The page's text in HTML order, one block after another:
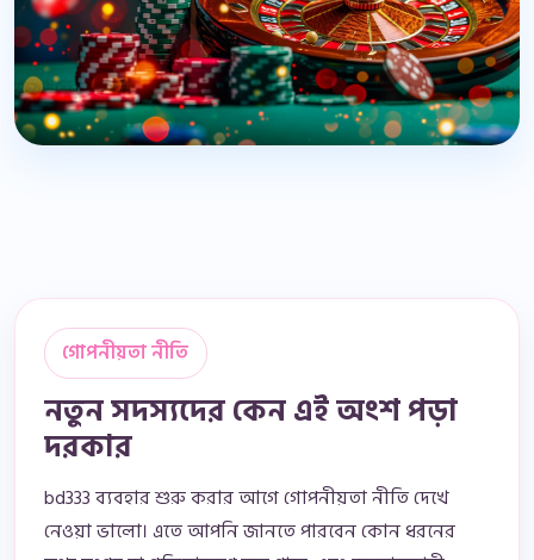
গোপনীয়তা নীতি
নতুন সদস্যদের কেন এই অংশ পড়া
দরকার
bd333 ব্যবহার শুরু করার আগে গোপনীয়তা নীতি দেখে
নেওয়া ভালো। এতে আপনি জানতে পারবেন কোন ধরনের